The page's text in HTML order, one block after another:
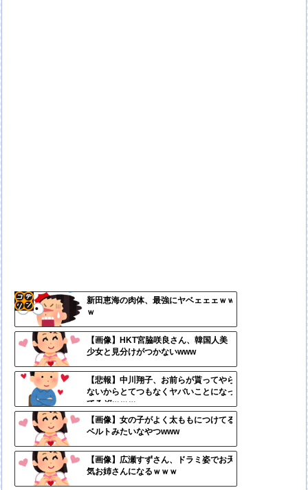
新田恵海の肉体、最強にヤベェェェｗｗ
ｗ
【画像】HKT宮脇咲良さん、韓国人美
少女と見分けがつかないwww
【悲報】中川翔子、お前らが貰ってやら
ないからとてつもなくヤバいことになっ
てるぞｗｗｗ
【画像】女の子がよく太ももにつけてる
ベルトみたいなやつwww
【画像】広瀬すずさん、ドラミ姿でお天
気お姉さんになるｗｗｗ
リン
定リ
ンク
ツー